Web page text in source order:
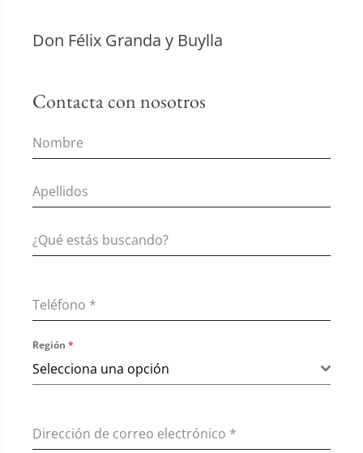
Don Félix Granda y Buylla
Contacta con nosotros
Teléfono *
Región *
Selecciona una opción
Dirección de correo electrónico *